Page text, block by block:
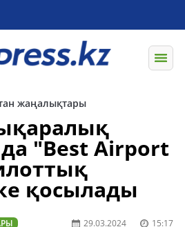
жаңалықтары
"Best Airport
қосылады
29.03.2024 15:17